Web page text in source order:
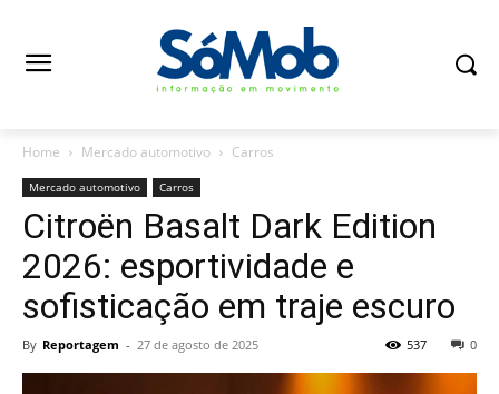
Home Mercado automotivo Carros
Mercado automotivo Carros
Citroën Basalt Dark Edition
2026: esportividade e
sofisticação em traje escuro
By Reportagem - 27 de agosto de 2025 0
537